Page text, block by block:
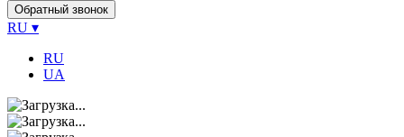
Обратный звонок
RU ▾
RU
UA